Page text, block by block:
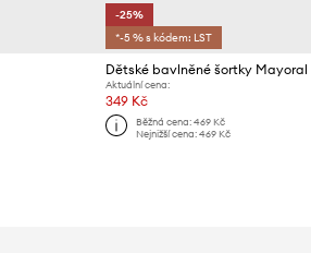
-25%
*-5 % s kódem: LST
Dětské bavlněné šortky Mayoral
Aktuální cena:
349 Kč
Běžná cena: 469 Kč
Nejnižší cena: 469 Kč